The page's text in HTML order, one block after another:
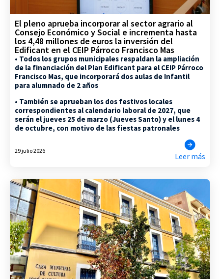
El pleno aprueba incorporar al sector agrario al
Consejo Económico y Social e incrementa hasta
los 4,48 millones de euros la inversión del
Edificant en el CEIP Párroco Francisco Mas
• Todos los grupos municipales respaldan la ampliación
de la financiación del Plan Edificant para el CEIP Párroco
Francisco Mas, que incorporará dos aulas de Infantil
para alumnado de 2 años
• También se aprueban los dos festivos locales
correspondientes al calendario laboral de 2027, que
serán el jueves 25 de marzo (Jueves Santo) y el lunes 4
de octubre, con motivo de las fiestas patronales
29 julio 2026
Leer más